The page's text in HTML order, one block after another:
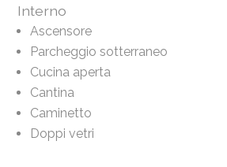
Interno
Ascensore
Parcheggio sotterraneo
Cucina aperta
Cantina
Caminetto
Doppi vetri